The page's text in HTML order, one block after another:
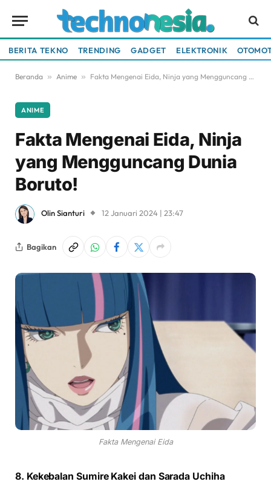
BERITA TEKNO TRENDING GADGET ELEKTRONIK
Beranda » Anime » Fakta Mengenai Eida, Ninja yang Mengguncang Dunia Boruto!
ANIME
Fakta Mengenai Eida, Ninja
yang Mengguncang Dunia
Boruto!
Olin Sianturi 12 Januari 2024 | 23:47
Bagikan
Fakta Mengenai Eida
8. Kekebalan Sumire Kakei dan Sarada Uchiha